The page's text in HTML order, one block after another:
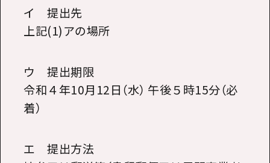
イ 提出先
上記(1)アの場所
ウ 提出期限
令和４年10月 12日（水） 午後５時15分（必
着）
エ 提出方法